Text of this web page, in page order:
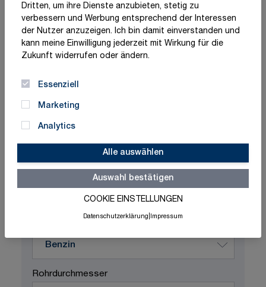
Dritten, um ihre Dienste anzubieten, stetig zu
verbessern und Werbung entsprechend der Interessen
der Nutzer anzuzeigen. Ich bin damit einverstanden und
kann meine Einwilligung jederzeit mit Wirkung für die
Zukunft widerrufen oder ändern.
Essenziell
Marketing
Analytics
Alle auswählen
Auswahl bestätigen
COOKIE EINSTELLUNGEN
Datenschutzerklärung Impressum
Schnelle Lieferung
Made in Germany
ISO-zertifizierte Qualität
Produktvariation wählen
Rohrdurchmesser